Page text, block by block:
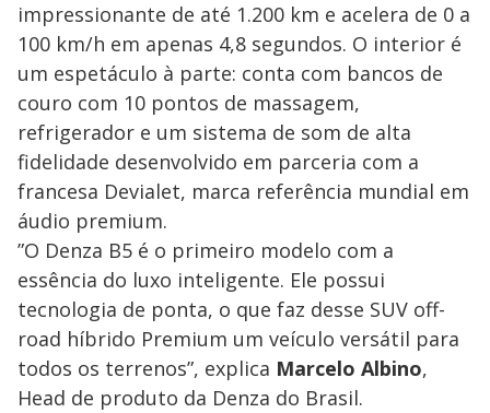
impressionante de até 1.200 km e acelera de 0 a
100 km/h em apenas 4,8 segundos. O interior é
um espetáculo à parte: conta com bancos de
couro com 10 pontos de massagem,
refrigerador e um sistema de som de alta
fidelidade desenvolvido em parceria com a
francesa Devialet, marca referência mundial em
áudio premium.
​”O Denza B5 é o primeiro modelo com a
essência do luxo inteligente. Ele possui
tecnologia de ponta, o que faz desse SUV off-
road híbrido Premium um veículo versátil para
todos os terrenos”, explica Marcelo Albino,
Head de produto da Denza do Brasil.